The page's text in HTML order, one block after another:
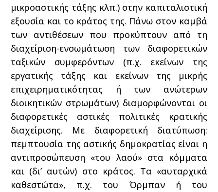
μικροαστικής τάξης κλπ.) στην καπιταλιστική
εξουσία και το κράτος της. Πάνω στον καμβά
των αντιθέσεων που προκύπτουν από τη
διαχείριση-ενσωμάτωση των διαφορετικών
ταξικών συμφερόντων (π.χ. εκείνων της
εργατικής τάξης και εκείνων της μικρής
επιχειρηματικότητας ή των ανώτερων
διοικητικών στρωμάτων) διαμορφώνονται οι
διαφορετικές αστικές πολιτικές κρατικής
διαχείρισης. Με διαφορετική διατύπωση:
πεμπτουσία της αστικής δημοκρατίας είναι η
αντιπροσώπευση «του λαού» στα κόμματα
και (δι’ αυτών) στο κράτος. Τα «αυταρχικά
καθεστώτα», π.χ. του Όρμπαν ή του